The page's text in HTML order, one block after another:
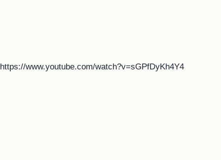
https://www.youtube.com/watch?v=sGPfDyKh4Y4